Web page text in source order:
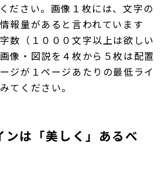
ださい。画像１枚には、文字の
報量があると言われています
数（１０００文字以上は欲しい
像・図説を４枚から５枚は配置
ジが１ページあたりの最低ライ
てください。
ンは「美しく」あるべ